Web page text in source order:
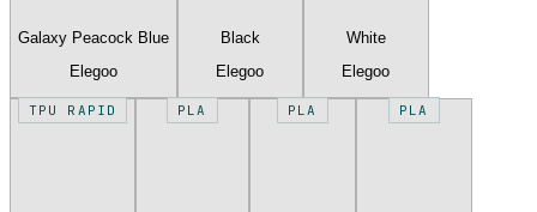
Galaxy Peacock Blue
Elegoo
Black
Elegoo
White
Elegoo
TPU RAPID PLA PLA PLA